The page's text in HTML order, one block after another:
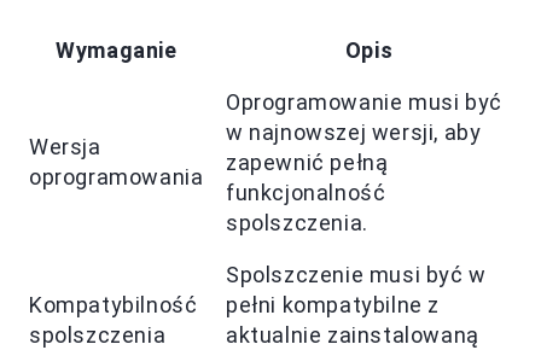
Wymaganie Opis
Wersja
oprogramowania
Oprogramowanie musi być
w najnowszej wersji, aby
zapewnić pełną
funkcjonalność
spolszczenia.
Kompatybilność
spolszczenia
Spolszczenie musi być w
pełni kompatybilne z
aktualnie zainstalowaną